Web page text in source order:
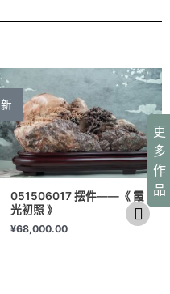
更
多
作
品
新
051506017 摆件——《 霞
光初照 》
¥68,000.00